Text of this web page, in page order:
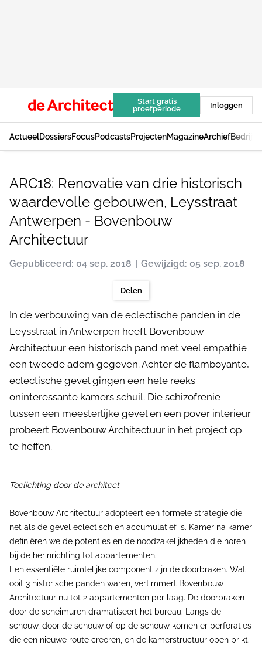
Start gratis
proefperiode
Inloggen
ActueelDossiersFocusPodcastsProjectenMagazineArchief
ARC18: Renovatie van drie historisch
waardevolle gebouwen, Leysstraat
Antwerpen - Bovenbouw
Architectuur
Gepubliceerd: 04 sep. 2018 Gewijzigd: 05 sep. 2018
Delen
In de verbouwing van de eclectische panden in de
Leysstraat in Antwerpen heeft Bovenbouw
Architectuur een historisch pand met veel empathie
een tweede adem gegeven. Achter de flamboyante,
eclectische gevel gingen een hele reeks
oninteressante kamers schuil. Die schizofrenie
tussen een meesterlijke gevel en een pover interieur
probeert Bovenbouw Architectuur in het project op
te heffen.
Toelichting door de architect
Bovenbouw Architectuur adopteert een formele strategie die
net als de gevel eclectisch en accumulatief is. Kamer na kamer
definiëren we de potenties en de noodzakelijkheden die horen
bij de herinrichting tot appartementen.
Een essentiële ruimtelijke component zijn de doorbraken. Wat
ooit 3 historische panden waren, vertimmert Bovenbouw
Architectuur nu tot 2 appartementen per laag. De doorbraken
door de scheimuren dramatiseert het bureau. Langs de
schouw, door de schouw of op de schouw komen er perforaties
die een nieuwe route creëren, en de kamerstructuur open prikt.